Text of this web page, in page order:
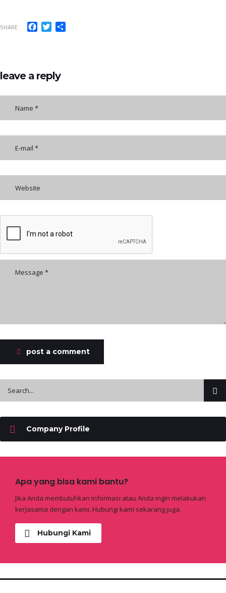
SHARE Facebook
Twitter
leave a reply
post a comment
Company Profile
Apa yang bisa kami bantu?
Jika Anda membutuhkan informasi atau Anda ingin melakukan
kerjasama dengan kami, Hubungi kami sekarang juga.
Hubungi Kami